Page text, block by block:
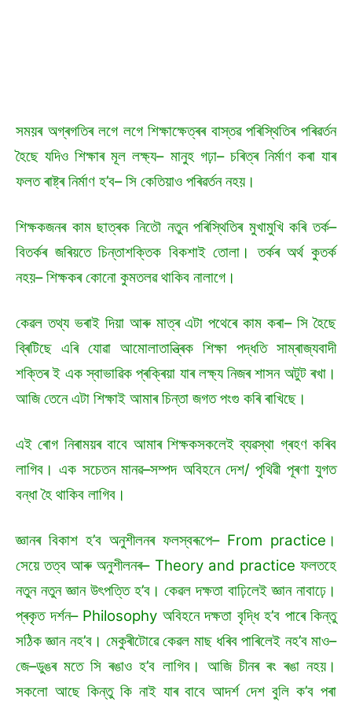
সময়ৰ অগ্ৰগতিৰ লগে লগে শিক্ষাক্ষেত্ৰৰ বাস্তৱ পৰিস্থিতিৰ পৰিৱৰ্তন
হৈছে যদিও শিক্ষাৰ মূল লক্ষ্য– মানুহ গঢ়া– চৰিত্ৰ নিৰ্মাণ কৰা যাৰ
ফলত ৰাষ্ট্ৰ নিৰ্মাণ হ’ব– সি কেতিয়াও পৰিৱৰ্তন নহয়।
শিক্ষকজনৰ কাম ছাত্ৰক নিতৌ নতুন পৰিস্থিতিৰ মুখামুখি কৰি তৰ্ক–
বিতৰ্কৰ জৰিয়তে চিন্তাশক্তিক বিকশাই তোলা। তৰ্কৰ অৰ্থ কুতৰ্ক
নহয়– শিক্ষকৰ কোনো কুমতলৱ থাকিব নালাগে।
কেৱল তথ্য ভৰাই দিয়া আৰু মাত্ৰ এটা পথেৰে কাম কৰা– সি হৈছে
ব্ৰিটিছে এৰি যোৱা আমোলাতান্ত্ৰিক শিক্ষা পদ্ধতি সাম্ৰাজ্যবাদী
শক্তিৰ ই এক স্বাভাৱিক প্ৰক্ৰিয়া যাৰ লক্ষ্য নিজৰ শাসন অটুট ৰখা।
আজি তেনে এটা শিক্ষাই আমাৰ চিন্তা জগত পংগু কৰি ৰাখিছে।
এই ৰোগ নিৰাময়ৰ বাবে আমাৰ শিক্ষকসকলেই ব্যৱস্থা গ্ৰহণ কৰিব
লাগিব। এক সচেতন মানৱ–সম্পদ অবিহনে দেশ/ পৃথিৱী পূৰণা যুগত
বন্ধা হৈ থাকিব লাগিব।
জ্ঞানৰ বিকাশ হ’ব অনুশীলনৰ ফলস্বৰূপে– From practice।
সেয়ে তত্ব আৰু অনুশীলনৰ– Theory and practice ফলতহে
নতুন নতুন জ্ঞান উৎপত্তি হ’ব। কেৱল দক্ষতা বাঢ়িলেই জ্ঞান নাবাঢ়ে।
প্ৰকৃত দৰ্শন– Philosophy অবিহনে দক্ষতা বৃদ্ধি হ’ব পাৰে কিন্তু
সঠিক জ্ঞান নহ’ব। মেকুৰীটোৱে কেৱল মাছ ধৰিব পাৰিলেই নহ’ব মাও–
জে–ডুঙৰ মতে সি ৰঙাও হ’ব লাগিব। আজি চীনৰ ৰং ৰঙা নহয়।
সকলো আছে কিন্তু কি নাই যাৰ বাবে আদৰ্শ দেশ বুলি ক’ব পৰা